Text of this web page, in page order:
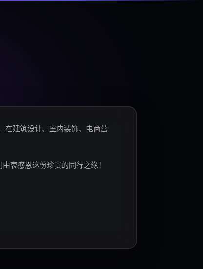
在建筑设计、室内装饰、电商营
衷感恩这份珍贵的同行之缘！